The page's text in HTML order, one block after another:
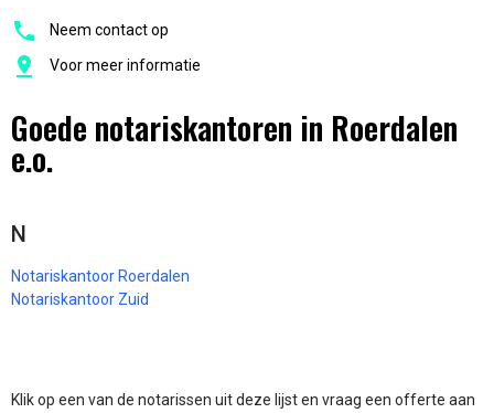
Neem contact op
Voor meer informatie
Goede notariskantoren in Roerdalen
e.o.
N
Notariskantoor Roerdalen
Notariskantoor Zuid
Klik op een van de notarissen uit deze lijst en vraag een offerte aan